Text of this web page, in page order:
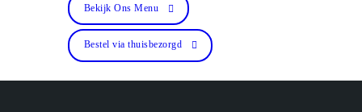
Bekijk Ons Menu
Bestel via thuisbezorgd